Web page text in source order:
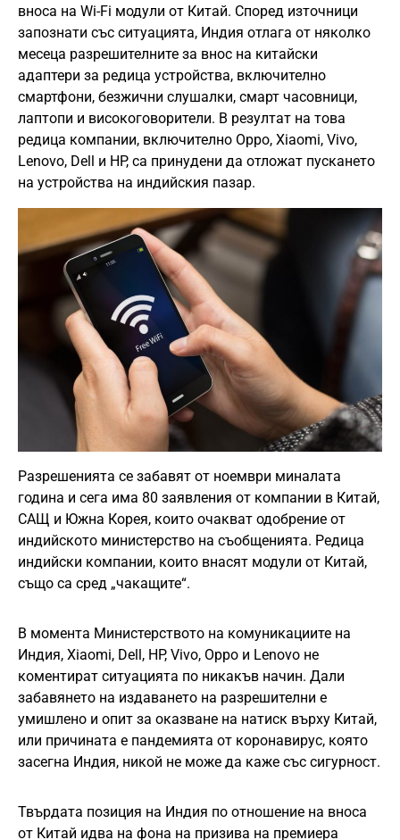
вноса на Wi-Fi модули от Китай. Според източници
запознати със ситуацията, Индия отлага от няколко
месеца разрешителните за внос на китайски
адаптери за редица устройства, включително
смартфони, безжични слушалки, смарт часовници,
лаптопи и високоговорители. В резултат на това
редица компании, включително Oppo, Xiaomi, Vivo,
Lenovo, Dell и HP, са принудени да отложат пускането
на устройства на индийския пазар.
Разрешенията се забавят от ноември миналата
година и сега има 80 заявления от компании в Китай,
САЩ и Южна Корея, които очакват одобрение от
индийското министерство на съобщенията. Редица
индийски компании, които внасят модули от Китай,
също са сред „чакащите“.
В момента Министерството на комуникациите на
Индия, Xiaomi, Dell, HP, Vivo, Oppo и Lenovo не
коментират ситуацията по никакъв начин. Дали
забавянето на издаването на разрешителни е
умишлено и опит за оказване на натиск върху Китай,
или причината е пандемията от коронавирус, която
засегна Индия, никой не може да каже със сигурност.
Твърдата позиция на Индия по отношение на вноса
от Китай идва на фона на призива на премиера